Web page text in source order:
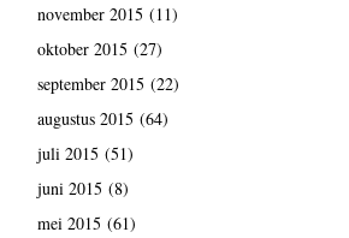
november 2015 (11)
oktober 2015 (27)
september 2015 (22)
augustus 2015 (64)
juli 2015 (51)
juni 2015 (8)
mei 2015 (61)